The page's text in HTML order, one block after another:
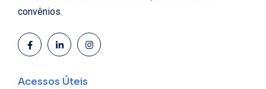
convênios.
Acessos Úteis